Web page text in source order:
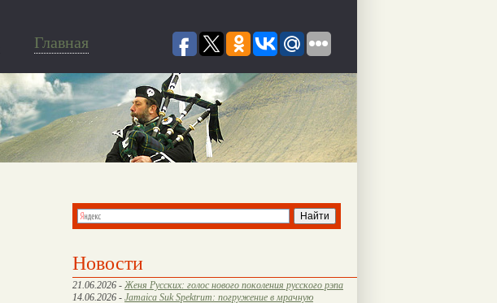
Главная
Новости
21.06.2026 - Женя Русских: голос нового поколения русского рэпа
14.06.2026 - Jamaica Suk Spektrum: погружение в мрачную